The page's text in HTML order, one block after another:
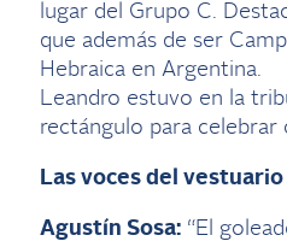
lugar del Grupo C.
que además de ser
Hebraica en Argentina.
Leandro estuvo en la
rectángulo para celebrar
Las voces del vestuario
Agustín Sosa:“El